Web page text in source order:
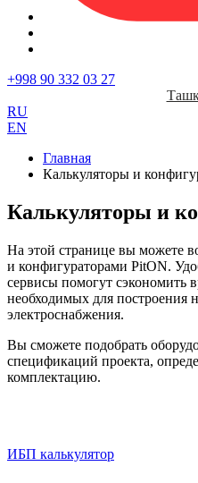
+998 90 332 03 27
RU
EN
Главная
Калькуляторы и
Калькуляторы и
На этой странице вы можете
и конфигураторами PitON.
сервисы помогут сэкономить
необходимых для построения
электроснабжения.
Вы сможете подобрать
спецификаций проекта,
комплектацию.
ИБП калькулятор